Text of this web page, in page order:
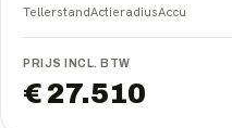
TellerstandActieradiusAccu
PRIJS INCL. BTW
€ 27.510